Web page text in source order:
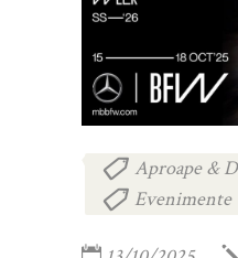
Aproape &
Evenimente